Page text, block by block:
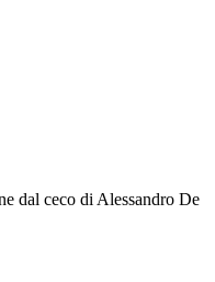
dal ceco di Alessandro De